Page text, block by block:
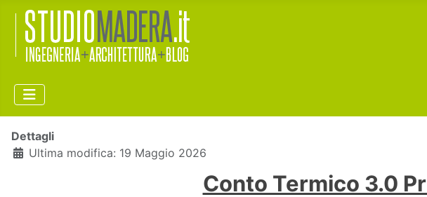
Dettagli
Ultima modifica: 19 Maggio 2026
Conto Termico 3.0